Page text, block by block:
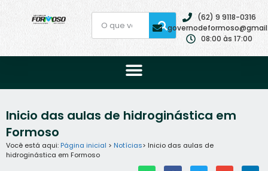
(62) 9 9118-0316
08:00 às 17:00
Inicio das aulas de hidroginástica em
Formoso
Você está aqui: Página inicial > Notícias> Inicio das aulas de
hidroginástica em Formoso